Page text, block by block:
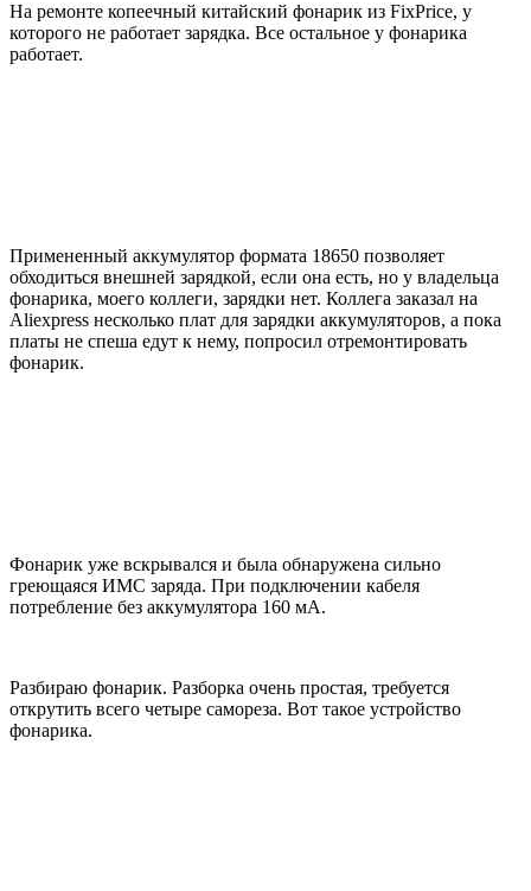
На ремонте копеечный китайский фонарик из FixPrice, у
которого не работает зарядка. Все остальное у фонарика
работает.
Примененный аккумулятор формата 18650 позволяет
обходиться внешней зарядкой, если она есть, но у владельца
фонарика, моего коллеги, зарядки нет. Коллега заказал на
Aliexpress несколько плат для зарядки аккумуляторов, а пока
платы не спеша едут к нему, попросил отремонтировать
фонарик.
Фонарик уже вскрывался и была обнаружена сильно
греющаяся ИМС заряда. При подключении кабеля
потребление без аккумулятора 160 мА.
Разбираю фонарик. Разборка очень простая, требуется
открутить всего четыре самореза. Вот такое устройство
фонарика.